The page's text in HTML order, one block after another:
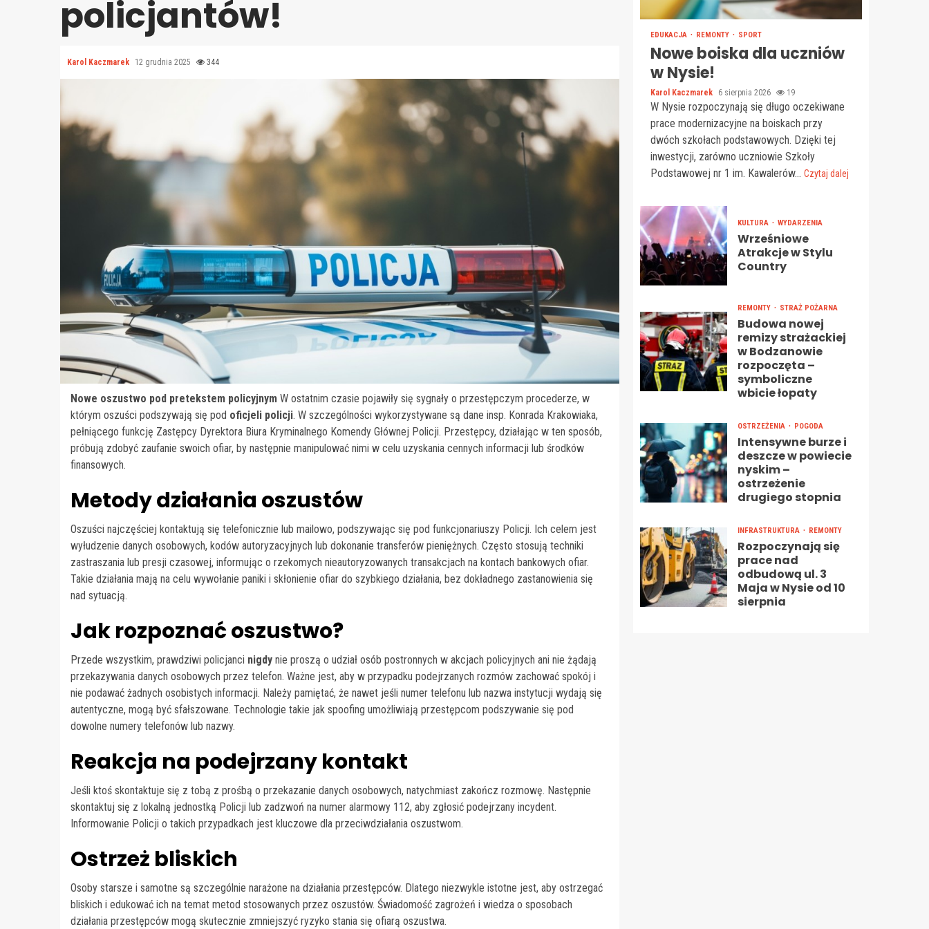
policjantów!
Karol Kaczmarek 12 grudnia 2025 344
Nowe oszustwo pod pretekstem policyjnym W ostatnim czasie pojawiły się sygnały o przestępczym procederze, w
którym oszuści podszywają się pod oficjeli policji. W szczególności wykorzystywane są dane insp. Konrada Krakowiaka,
pełniącego funkcję Zastępcy Dyrektora Biura Kryminalnego Komendy Głównej Policji. Przestępcy, działając w ten sposób,
próbują zdobyć zaufanie swoich ofiar, by następnie manipulować nimi w celu uzyskania cennych informacji lub środków
finansowych.
Metody działania oszustów
Oszuści najczęściej kontaktują się telefonicznie lub mailowo, podszywając się pod funkcjonariuszy Policji. Ich celem jest
wyłudzenie danych osobowych, kodów autoryzacyjnych lub dokonanie transferów pieniężnych. Często stosują techniki
zastraszania lub presji czasowej, informując o rzekomych nieautoryzowanych transakcjach na kontach bankowych ofiar.
Takie działania mają na celu wywołanie paniki i skłonienie ofiar do szybkiego działania, bez dokładnego zastanowienia się
nad sytuacją.
Jak rozpoznać oszustwo?
Przede wszystkim, prawdziwi policjanci nigdy nie proszą o udział osób postronnych w akcjach policyjnych ani nie żądają
przekazywania danych osobowych przez telefon. Ważne jest, aby w przypadku podejrzanych rozmów zachować spokój i
nie podawać żadnych osobistych informacji. Należy pamiętać, że nawet jeśli numer telefonu lub nazwa instytucji wydają się
autentyczne, mogą być sfałszowane. Technologie takie jak spoofing umożliwiają przestępcom podszywanie się pod
dowolne numery telefonów lub nazwy.
Reakcja na podejrzany kontakt
Jeśli ktoś skontaktuje się z tobą z prośbą o przekazanie danych osobowych, natychmiast zakończ rozmowę. Następnie
skontaktuj się z lokalną jednostką Policji lub zadzwoń na numer alarmowy 112, aby zgłosić podejrzany incydent.
Informowanie Policji o takich przypadkach jest kluczowe dla przeciwdziałania oszustwom.
Ostrzeż bliskich
Osoby starsze i samotne są szczególnie narażone na działania przestępców. Dlatego niezwykle istotne jest, aby ostrzegać
bliskich i edukować ich na temat metod stosowanych przez oszustów. Świadomość zagrożeń i wiedza o sposobach
działania przestępców mogą skutecznie zmniejszyć ryzyko stania się ofiarą oszustwa.
EDUKACJA REMONTY SPORT
Nowe boiska dla uczniów
w Nysie!
Karol Kaczmarek 6 sierpnia 2026 19
W Nysie rozpoczynają się długo oczekiwane
prace modernizacyjne na boiskach przy
dwóch szkołach podstawowych. Dzięki tej
inwestycji, zarówno uczniowie Szkoły
Podstawowej nr 1 im. Kawalerów... Czytaj dalej
KULTURA WYDARZENIA
Wrześniowe
Atrakcje w Stylu
Country
REMONTY STRAŻ POŻARNA
Budowa nowej
remizy strażackiej
w Bodzanowie
rozpoczęta –
symboliczne
wbicie łopaty
OSTRZEŻENIA POGODA
Intensywne burze i
deszcze w powiecie
nyskim –
ostrzeżenie
drugiego stopnia
INFRASTRUKTURA REMONTY
Rozpoczynają się
prace nad
odbudową ul. 3
Maja w Nysie od 10
sierpnia